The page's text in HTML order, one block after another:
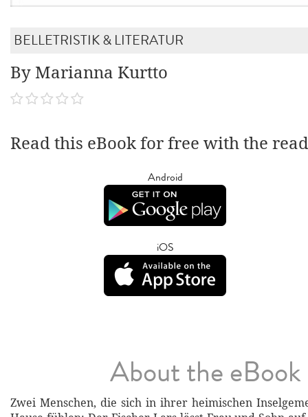
BELLETRISTIK & LITERATUR
By Marianna Kurtto
Read this eBook for free with the
Android
iOS
About the eBook
Zwei Menschen, die sich in ihrer heimischen